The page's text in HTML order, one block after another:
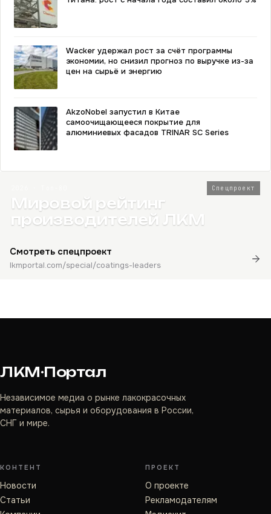
Wacker удержал рост за счёт программы
экономии, но снизил прогноз по выручке из-за
цен на сырьё и энергию
AkzoNobel запустил в Китае
самоочищающееся покрытие для
алюминиевых фасадов TRINAR SC Series
Спецпроект
Мировой рейтинг
производителей ЛКМ
Смотреть спецпроект
lkmportal.com/special/coatings-leaders
ЛКМ·Портал
Независимое медиа о рынке лакокрасочных
материалов, сырья и оборудования в России,
СНГ и мире.
КОНТЕНТ
Новости
Статьи
ПРОЕКТ
О проекте
Рекламодателям